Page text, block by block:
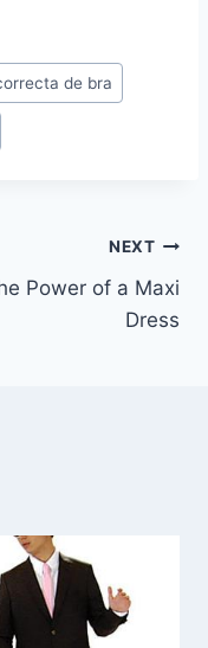
de bra
NEXT
Power of a Maxi
Dress